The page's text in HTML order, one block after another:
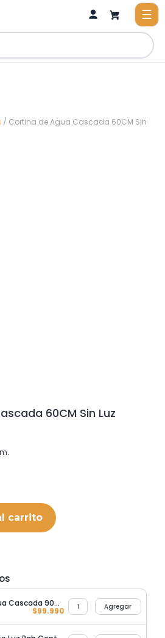
/ Cortina de Agua Cascada 60CM Sin
60CM Sin Luz
carrito
Cortina de Agua Cascada 90CM Sin Luz
$99.990 Agregar